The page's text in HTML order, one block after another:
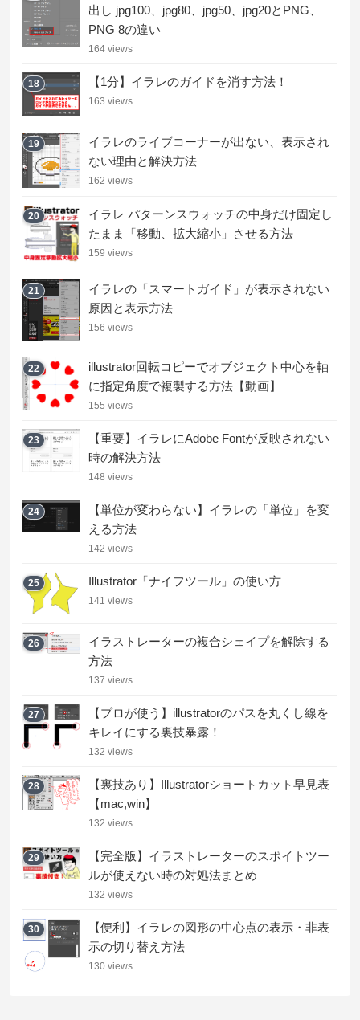
出し jpg100、jpg80、jpg50、jpg20とPNG、
PNG 8の違い
164 views
18 【1分】イラレのガイドを消す方法！
163 views
19
イラレのライブコーナーが出ない、表示され
ない理由と解決方法
162 views
20
イラレ パターンスウォッチの中身だけ固定し
たまま「移動、拡大縮小」させる方法
159 views
21
イラレの「スマートガイド」が表示されない
原因と表示方法
156 views
22
illustrator回転コピーでオブジェクト中心を軸
に指定角度で複製する方法【動画】
155 views
23
【重要】イラレにAdobe Fontが反映されない
時の解決方法
148 views
24
【単位が変わらない】イラレの「単位」を変
える方法
142 views
25 Illustrator「ナイフツール」の使い方
141 views
26
イラストレーターの複合シェイプを解除する
方法
137 views
27
【プロが使う】illustratorのパスを丸くし線を
キレイにする裏技暴露！
132 views
28
【裏技あり】Illustratorショートカット早見表
【mac,win】
132 views
29
【完全版】イラストレーターのスポイトツー
ルが使えない時の対処法まとめ
132 views
30
【便利】イラレの図形の中心点の表示・非表
示の切り替え方法
130 views